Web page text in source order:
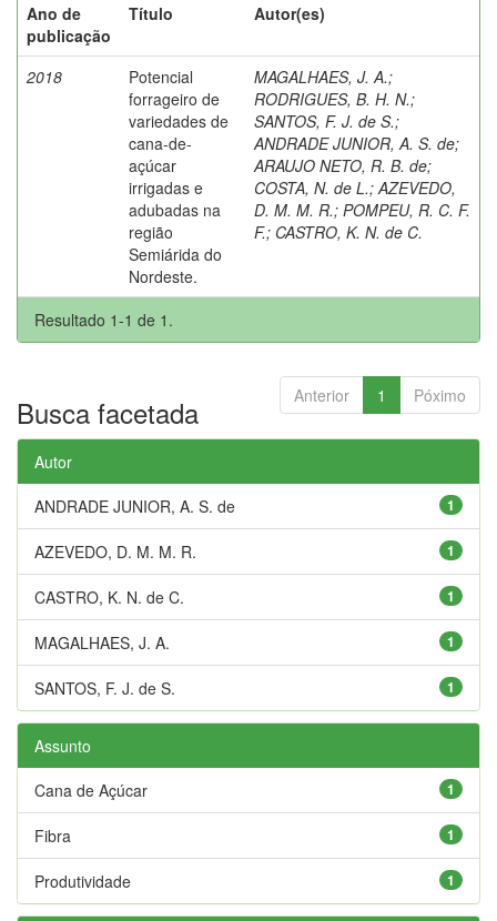
Ano de
publicação
Título Autor(es)
2018
Potencial
forrageiro de
variedades de
cana-de-
açúcar
irrigadas e
adubadas na
região
Semiárida do
Nordeste.
MAGALHAES, J. A.;
RODRIGUES, B. H. N.;
SANTOS, F. J. de S.;
ANDRADE JUNIOR, A. S. de;
ARAUJO NETO, R. B. de;
COSTA, N. de L.; AZEVEDO,
D. M. M. R.; POMPEU, R. C. F.
F.; CASTRO, K. N. de C.
Resultado 1-1 de 1.
Anterior 1 Póximo
Busca facetada
Autor
1
ANDRADE JUNIOR, A. S. de
1
AZEVEDO, D. M. M. R.
1
CASTRO, K. N. de C.
1
MAGALHAES, J. A.
1
SANTOS, F. J. de S.
Assunto
1
Cana de Açúcar
1
Fibra
1
Produtividade